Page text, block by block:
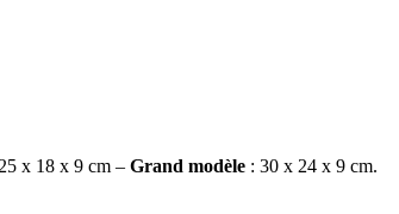
x 18 x 9 cm – Grand modèle : 30 x 24 x 9 cm.